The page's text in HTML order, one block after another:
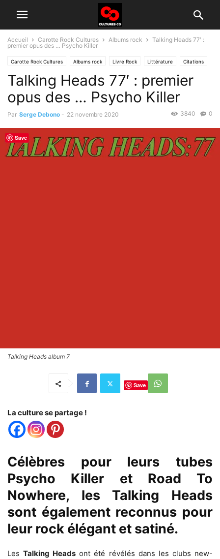
Accueil Carotte Rock Cultures Albums rock
Talking Heads 77′ :
premier opus des … Psycho Killer
Carotte Rock Cultures Albums rock Livre Rock Littérature Citations
Histoire du rock
Talking Heads 77′ : premier
opus des … Psycho Killer
Par Serge Debono - 22 novembre 2020 0
3840
Talking Heads album 7
Save
La culture se partage !
Célèbres pour leurs tubes
Psycho Killer et Road To
Nowhere, les Talking Heads
sont également reconnus pour
leur rock élégant et satiné.
LesTalking Heads ont été révélés dans les clubs new-
Save